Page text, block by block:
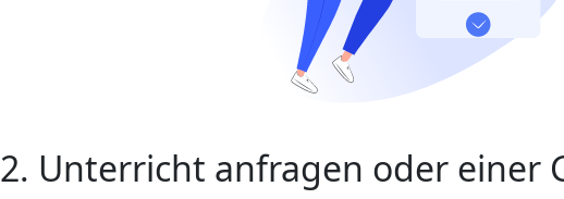
2. Unterricht anfragen oder einer